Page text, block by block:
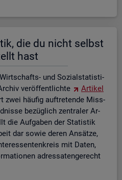
die du nicht selbst
hast
und So­zi­al­sta­tis­ti­
ver­öf­fent­lich­te
Ar­ti­kel
zwei häu­fig auf­tre­ten­de Miss­
be­züg­lich zen­tra­ler Ar­
die Auf­ga­ben der Sta­tis­tik
dar sowie deren An­sät­ze,
mit Daten,
adres­sa­ten­ge­recht